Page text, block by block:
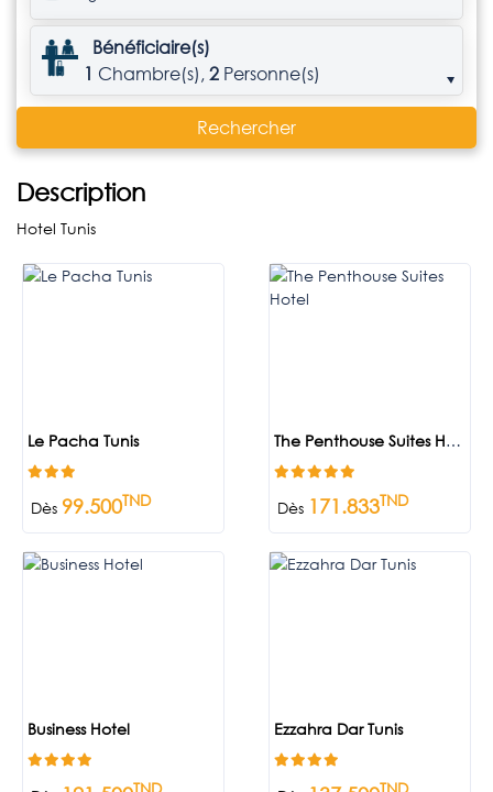
Bénéficiaire(s)
1 Chambre(s),2 Personne(s)
Rechercher
Description
Hotel Tunis
Le Pacha Tunis
Dès 99.500TND
The Penthouse Suites Hotel
Dès 171.833TND
Business Hotel Ezzahra Dar Tunis